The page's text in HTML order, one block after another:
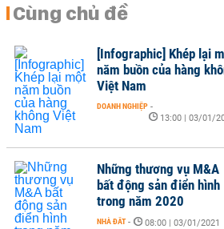
Cùng chủ đề
[Infographic] Khép lại
năm buồn của hàng
Việt Nam
DOANH NGHIỆP -
13:00 | 03/01/
Những thương vụ M&A
bất động sản điển hình
trong năm 2020
NHÀ ĐẤT - 08:00 | 03/01/2021